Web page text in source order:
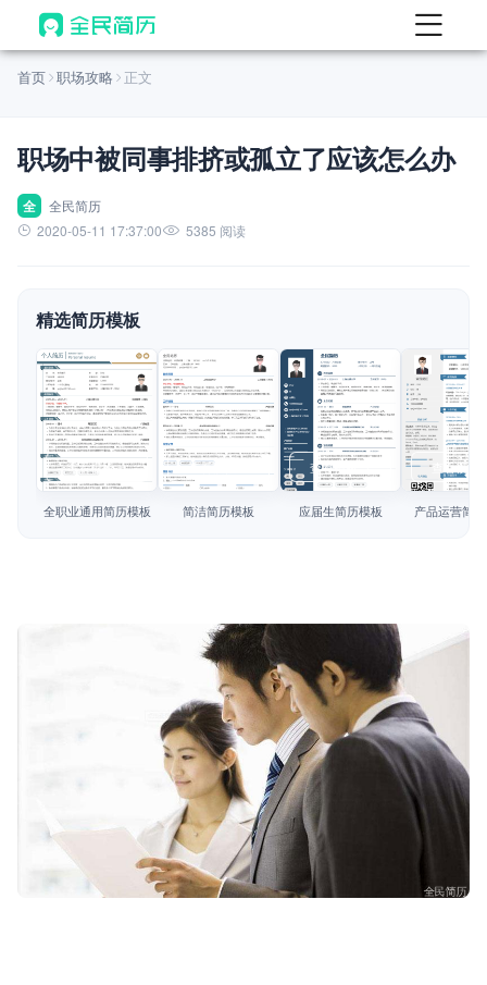
首页
AI 生成简历
AI 优化简历
AI 翻译简历
AI 模拟面试
面试自我介绍
AI 职场工具 New
简历模板
简历教程
首页 职场攻略 正文
职场中被同事排挤或孤立了应该怎么办
全
全民简历
2020-05-11 17:37:00
5385 阅读
精选简历模板
查看模板
全职业通用简历模板
查看模板
简洁简历模板
查看模板
应届生简历模板
查看模板
产品运营简